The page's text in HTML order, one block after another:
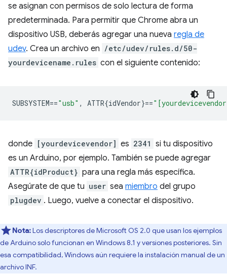
se asignan con permisos de solo lectura de forma
predeterminada. Para permitir que Chrome abra un
dispositivo USB, deberás agregar una nueva regla de
udev. Crea un archivo en /etc/udev/rules.d/50-
yourdevicename.rules con el siguiente contenido:
SUBSYSTEM=="usb" , ATTR{idVendor}==
donde [yourdevicevendor] es 2341 si tu dispositivo
es un Arduino, por ejemplo. También se puede agregar
ATTR{idProduct} para una regla más específica.
Asegúrate de que tu user sea miembro del grupo
plugdev . Luego, vuelve a conectar el dispositivo.
Nota:Los descriptores de Microsoft OS 2.0 que usan los ejemplos
de Arduino solo funcionan en Windows 8.1 y versiones posteriores. Sin
esa compatibilidad, Windows aún requiere la instalación manual de un
archivo INF.